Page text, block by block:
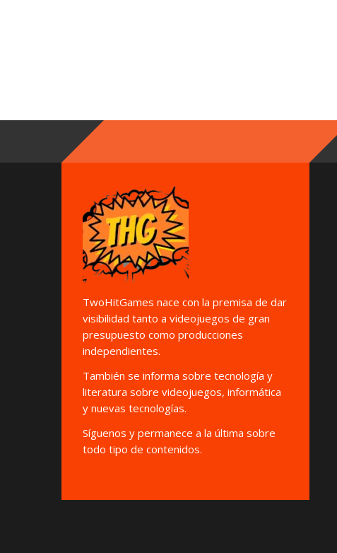
TwoHitGames nace con la premisa de dar
visibilidad tanto a videojuegos de gran
presupuesto como producciones
independientes.
También se informa sobre tecnología y
literatura sobre videojuegos, informática
y nuevas tecnologías.
Síguenos y permanece a la última sobre
todo tipo de contenidos.